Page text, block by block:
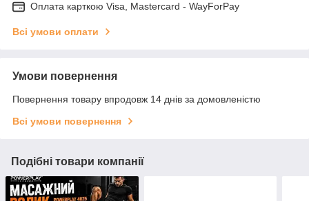
Оплата карткою Visa, Mastercard - WayForPay
Всі умови оплати
Умови повернення
Повернення товару впродовж 14 днів за домовленістю
Всі умови повернення
Подібні товари компанії